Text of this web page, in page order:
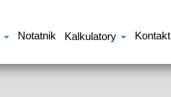
Notatnik Kalkulatory Kontakt